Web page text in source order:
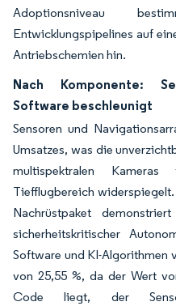
Adoptionsniveau
Entwicklungspipelines auf
Antriebschemien hin.
Nach Komponente:
Software beschleunigt
Sensoren und
Umsatzes, was die
multispektralen
Tiefflugbereich
Nachrüstpaket
sicherheitskritischer
Software und KI-Algorithmen
von 25,55 %, da der Wert
Code liegt, der